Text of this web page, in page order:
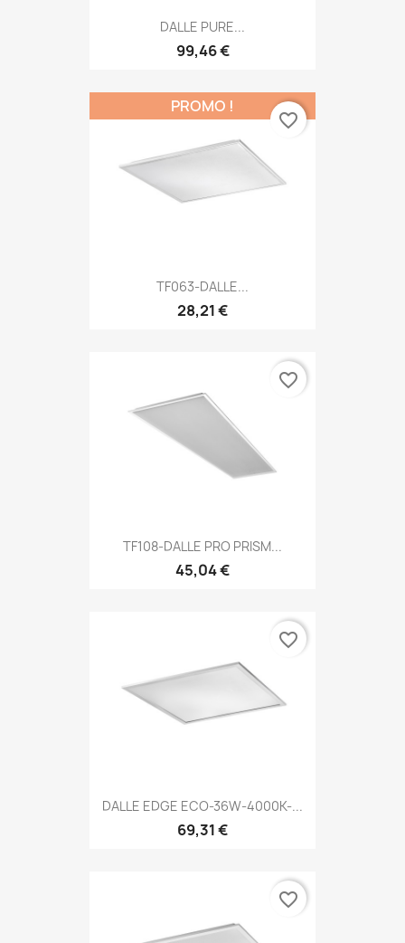
DALLE PURE...
99,46 €
TF063-DALLE...
28,21 €
PROMO !
favorite_border
TF108-DALLE PRO PRISM...
45,04 €
favorite_border
DALLE EDGE ECO-36W-4000K-...
69,31 €
favorite_border
favorite_border